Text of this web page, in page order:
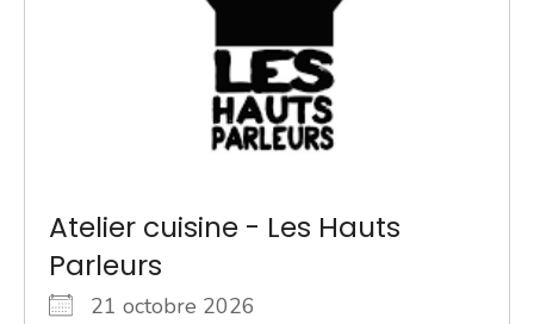
Atelier cuisine - Les Hauts
Parleurs
21 octobre 2026